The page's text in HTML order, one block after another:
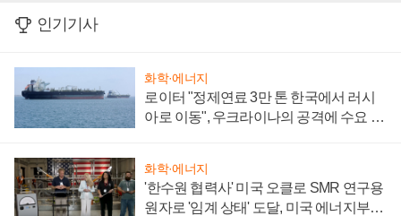
인기기사
화학·에너지
로이터 "정제연료 3만 톤 한국에서 러시
아로 이동", 우크라이나의 공격에 수요 늘
화학·에너지
'한수원 협력사' 미국 오클로 SMR 연구용
원자로 '임계 상태' 도달, 미국 에너지부